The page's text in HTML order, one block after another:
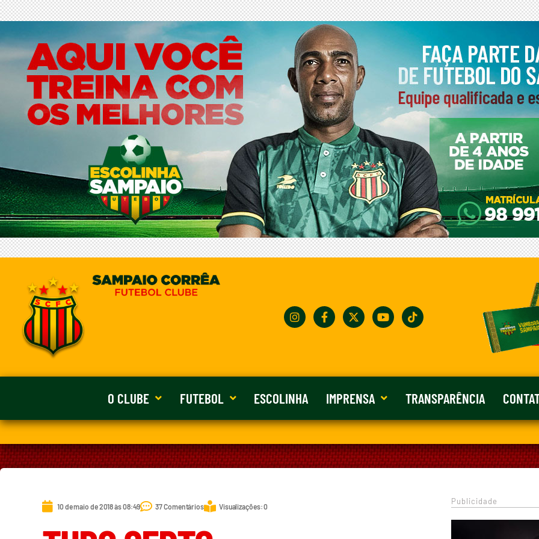
O CLUBE FUTEBOL ESCOLINHA IMPRENSA TRANSPARÊNCIA
10 de maio de 2018 às 08:49 37 Comentários Visualizações: 0
Publicidade